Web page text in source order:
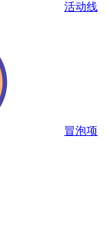
活动线
冒泡项